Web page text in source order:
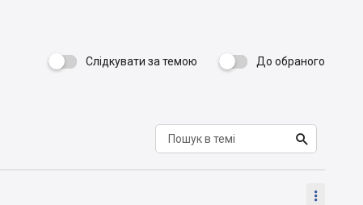
Слідкувати за темою  До обраного

